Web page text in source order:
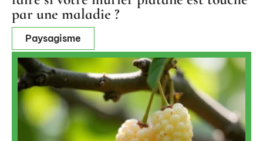
par une maladie ?
Paysagisme